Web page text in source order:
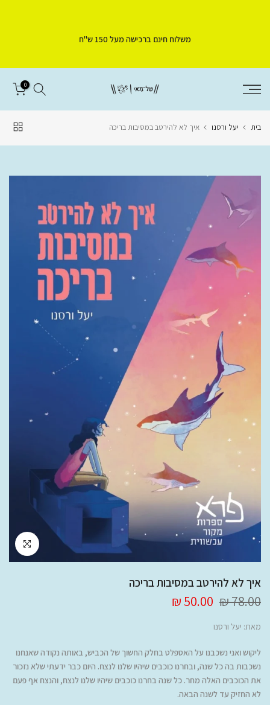
משלוח חינם ברכישה מעל 150 ש"ח
0
בית יעל ורסנו איך לא להירטב במסיבות בריכה
לחץ להגדלה
איך לא להירטב במסיבות בריכה
78.00 ₪
50.00 ₪
מאת: יעל ורסנו
ליקוש ואני נשכבנו על האספלט בחלק החשוך של הכביש, באותה נקודה שאנחנו
נשכבות בה כל שנה, ובחרנו כוכבים שיהיו שלנו לנצח. היום כבר ידעתי שלא נזכור
את הכוכבים האלה מחר. כל שנה בחרנו כוכבים שיהיו שלנו לנצח, והנצח אף פעם
לא החזיק עד לשנה הבאה.